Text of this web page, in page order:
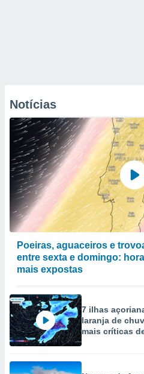
Notícias
Poeiras, aguaceiros e
entre sexta e domingo:
mais expostas
7 ilhas
laranja de
mais críticas